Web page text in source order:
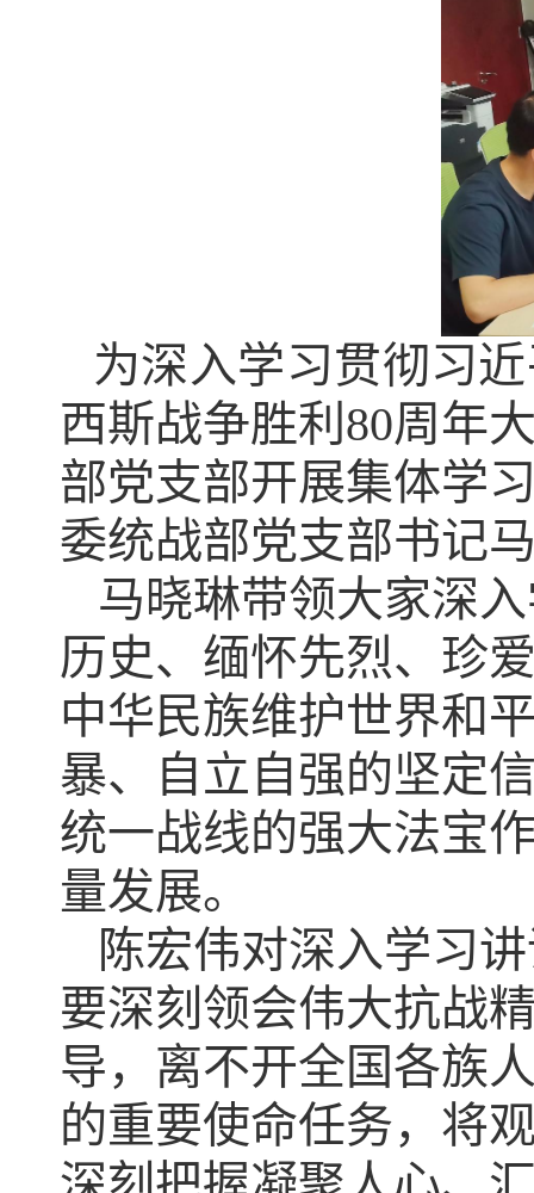
为深入学习贯彻习
西斯战争胜利80周年
部党支部开展集体学
委统战部党支部书记
马晓琳带领大家深
历史、缅怀先烈、珍
中华民族维护世界和
暴、自立自强的坚定
统一战线的强大法宝
量发展。
陈宏伟对深入学习
要深刻领会伟大抗战
导，离不开全国各族
的重要使命任务，将